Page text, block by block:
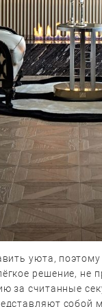
уюта,
решение, не
за считанные
собой